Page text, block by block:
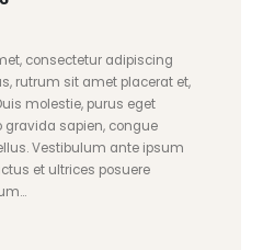
consectetur adipiscing
rutrum sit amet placerat et,
molestie, purus eget
gravida sapien, congue
Vestibulum ante ipsum
et ultrices posuere